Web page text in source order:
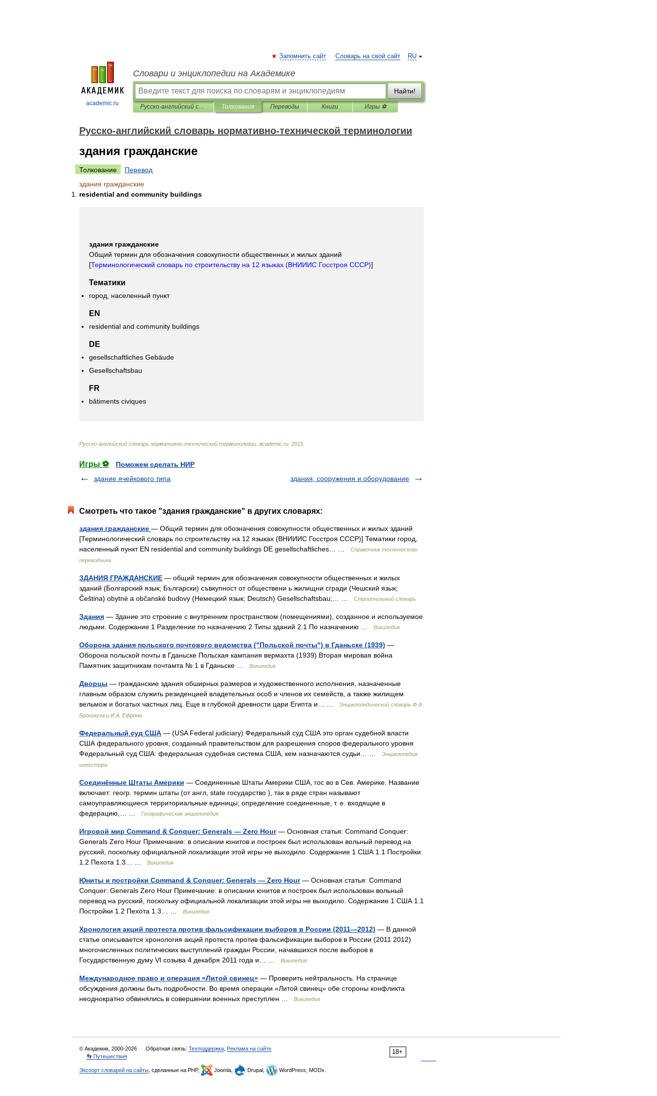
academic.ru
RU
Запомнить сайт Словарь на свой сайт
Словари и энциклопедии на Академике
Найти!
Русско-английский словарь нормативно-технической терминологии Толкования Переводы Книги Игры ⚽
Русско-английский словарь нормативно-технической терминологии
здания гражданские
Толкование
Перевод
здания гражданские
residential and community buildings
здания гражданские
Общий термин для обозначения совокупности общественных и жилых зданий
[Терминологический словарь по строительству на 12 языках (ВНИИИС Госстроя СССР)]
Тематики
город населенный пункт
EN
residential and community buildings
DE
gesellschaftliches Gebäude
Gesellschaftsbau
FR
bâtiments civiques
Русско-английский словарь нормативно-технической терминологии academic ru 2015
Игры ⚽
Поможем сделать НИР
здание ячейкового типа
здания, сооружения и оборудование
Смотреть что такое "здания гражданские" в других словарях:
здания гражданские — Общий термин для обозначения совокупности общественных и жилых зданий
[Терминологический словарь по строительству на 12 языках (ВНИИИС Госстроя СССР)] Тематики город,
населенный пункт EN residential and community buildings DE gesellschaftliches… …
Справочник технического
переводчика
ЗДАНИЯ ГРАЖДАНСКИЕ — общий термин для обозначения совокупности общественных и жилых
зданий (Болгарский язык; Български) съвкупност от обществени ь жилищни сгради (Чешский язык;
Čeština) obytné a občanské budovy (Немецкий язык; Deutsch) Gesellschaftsbau;… …
Строительный словарь
Здания — Здание это строение с внутренним пространством (помещениями), созданное и используемое
людьми. Содержание 1 Разделение по назначению 2 Типы зданий 2.1 По назначению …
Википедия
Оборона здания польского почтового ведомства ("Польской почты") в Гданьске (1939) —
Оборона польской почты в Гданьске Польская кампания вермахта (1939) Вторая мировая война
Памятник защитникам почтамта № 1 в Гданьске …
Википедия
Дворцы — гражданские здания обширных размеров и художественного исполнения, назначенные
главным образом служить резиденцией владетельных особ и членов их семейств, а также жилищем
вельмож и богатых частных лиц. Еще в глубокой древности цари Египта и… …
Энциклопедический словарь Ф.А.
Брокгауза и И.А. Ефрона
Федеральный суд США — (USA Federal judiciary) Федеральный суд США это орган судебной власти
США федерального уровня, созданный правительством для разрешения споров федерального уровня
Федеральный суд США: федеральная судебная система США, кем назначаются судьи… …
Энциклопедия
инвестора
Соединённые Штаты Америки — Соединенные Штаты Америки США, гос во в Сев. Америке. Название
включает: геогр. термин штаты (от англ, state государство ), так в ряде стран называют
самоуправляющиеся территориальные единицы; определение соединенные, т. е. входящие в
федерацию,… …
Географическая энциклопедия
Игровой мир Command & Conquer: Generals — Zero Hour— Основная статья: Command Conquer:
Generals Zero Hour Примечание: в описании юнитов и построек был использован вольный перевод на
русский, поскольку официальной локализации этой игры не выходило. Содержание 1 США 1.1 Постройки
1.2 Пехота 1.3… …
Википедия
Юниты и постройки Command & Conquer: Generals — Zero Hour— Основная статья: Command
Conquer: Generals Zero Hour Примечание: в описании юнитов и построек был использован вольный
перевод на русский, поскольку официальной локализации этой игры не выходило. Содержание 1 США 1.1
Постройки 1.2 Пехота 1.3… …
Википедия
Хронология акций протеста против фальсификации выборов в России (2011—2012) — В данной
статье описывается хронология акций протеста против фальсификации выборов в России (2011 2012)
многочисленных политических выступлений граждан России, начавшихся после выборов в
Государственную думу VI созыва 4 декабря 2011 года и… …
Википедия
Международное право и операция «Литой свинец» — Проверить нейтральность. На странице
обсуждения должны быть подробности. Во время операции «Литой свинец» обе стороны конфликта
неоднократно обвинялись в совершении военных преступлен …
Википедия
18+
© Академик, 2000-2026 Обратная связь: Техподдержка Реклама на сайте
👣 Путешествия
Экспорт словарей на сайты , сделанные на PHP, Joomla, Drupal, WordPress, MODx.